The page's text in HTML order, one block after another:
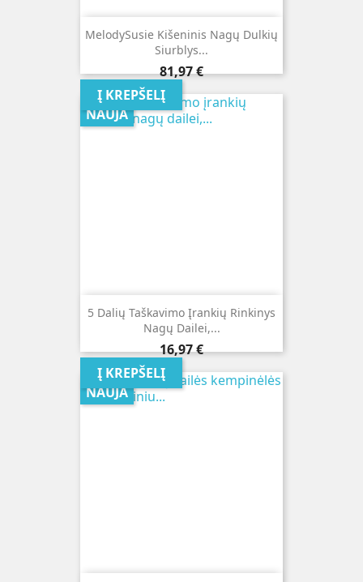
MelodySusie Kišeninis Nagų Dulkių
Siurblys...
Kaina
81,97 €
Į KREPŠELĮ
5 Dalių Taškavimo Įrankių Rinkinys
Nagų Dailei,...
Kaina
16,97 €
Į KREPŠELĮ
NAUJA
NAUJA